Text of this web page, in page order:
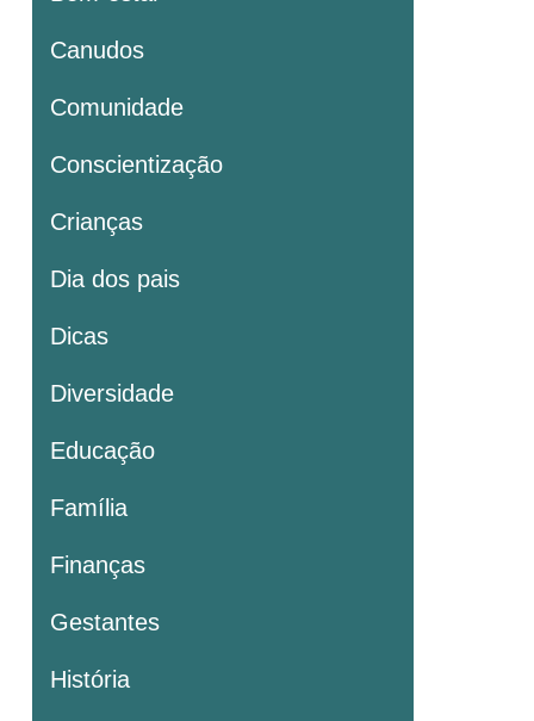
Canudos
Comunidade
Conscientização
Crianças
Dia dos pais
Dicas
Diversidade
Educação
Família
Finanças
Gestantes
História